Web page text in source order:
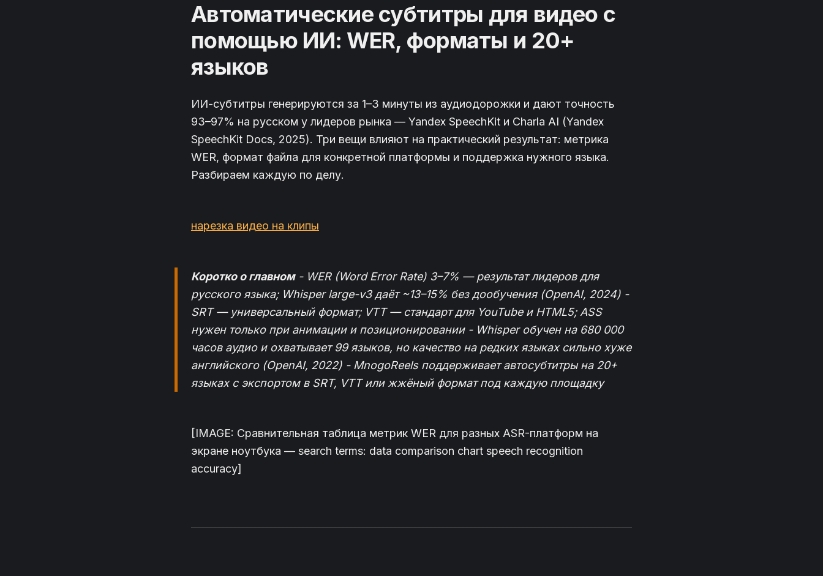
Автоматические субтитры для видео с
помощью ИИ: WER, форматы и 20+
языков
ИИ-субтитры генерируются за 1–3 минуты из аудиодорожки и дают точность
93–97% на русском у лидеров рынка — Yandex SpeechKit и Charla AI (Yandex
SpeechKit Docs, 2025). Три вещи влияют на практический результат: метрика
WER, формат файла для конкретной платформы и поддержка нужного языка.
Разбираем каждую по делу.
нарезка видео на клипы
Коротко о главном- WER (Word Error Rate) 3–7% — результат лидеров для
русского языка; Whisper large-v3 даёт ~13–15% без дообучения (OpenAI, 2024) -
SRT — универсальный формат; VTT — стандарт для YouTube и HTML5; ASS
нужен только при анимации и позиционировании - Whisper обучен на 680 000
часов аудио и охватывает 99 языков, но качество на редких языках сильно хуже
английского (OpenAI, 2022) - MnogoReels поддерживает автосубтитры на 20+
языках с экспортом в SRT, VTT или жжёный формат под каждую площадку
[IMAGE: Сравнительная таблица метрик WER для разных ASR-платформ на
экране ноутбука — search terms: data comparison chart speech recognition
accuracy]